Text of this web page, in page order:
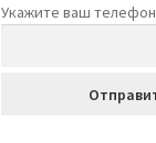
Укажите ваш телефон